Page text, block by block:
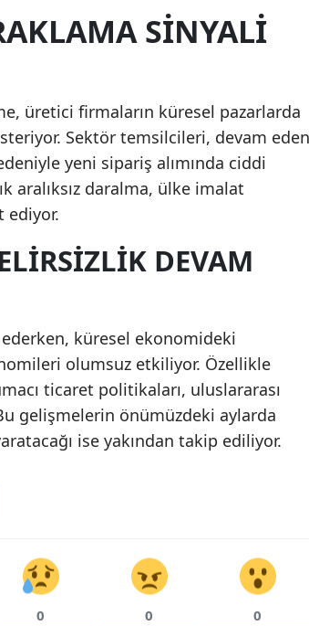
SINYALI
üretici firmaların küresel pazarlarda
Sektör temsilcileri, devam eden
yeni sipariş alımında ciddi
aralıksız daralma, ülke imalat
ediyor.
DEVAM
küresel ekonomideki
olumsuz etkiliyor. Özellikle
ticaret politikaları, uluslararası
gelişmelerin önümüzdeki aylarda
ise yakından takip ediliyor.
0 0 0